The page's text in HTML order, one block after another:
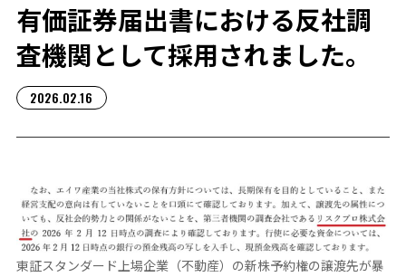
有価証券届出書における反社調
査機関として採用されました。
2026.02.16
東証スタンダード上場企業（不動産）の新株予約権の譲渡先が暴